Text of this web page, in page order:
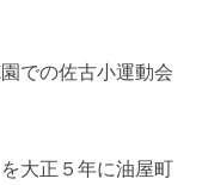
の佐古小運動会
大正５年に油屋町